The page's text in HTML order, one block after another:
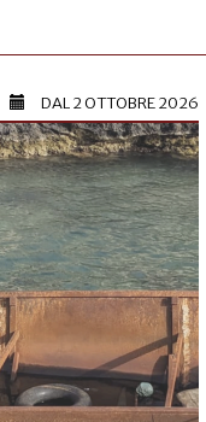
DAL2 OTTOBRE 2026